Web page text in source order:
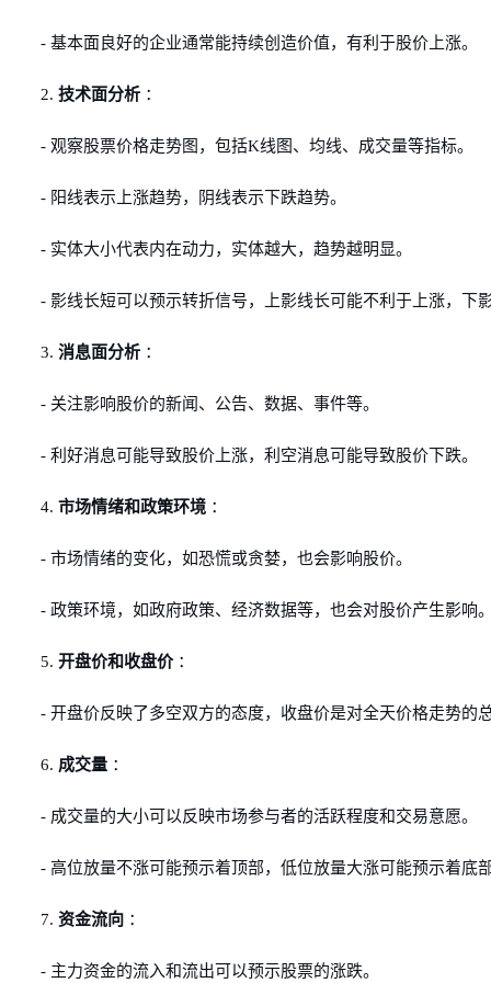
- 基本面良好的企业通常能持续创造价值，有利于股价上涨。
2. 技术面分析 ：
- 观察股票价格走势图，包括K线图、均线、成交量等指标。
- 阳线表示上涨趋势，阴线表示下跌趋势。
- 实体大小代表内在动力，实体越大，趋势越明显。
- 影线长短可以预示转折信号，上影线长可能不利于上涨，下
3. 消息面分析 ：
- 关注影响股价的新闻、公告、数据、事件等。
- 利好消息可能导致股价上涨，利空消息可能导致股价下跌。
4. 市场情绪和政策环境 ：
- 市场情绪的变化，如恐慌或贪婪，也会影响股价。
- 政策环境，如政府政策、经济数据等，也会对股价产生影响。
5. 开盘价和收盘价：
- 开盘价反映了多空双方的态度，收盘价是对全天价格走势的总
6. 成交量 ：
- 成交量的大小可以反映市场参与者的活跃程度和交易意愿。
- 高位放量不涨可能预示着顶部，低位放量大涨可能预示着底部
7. 资金流向 ：
- 主力资金的流入和流出可以预示股票的涨跌。